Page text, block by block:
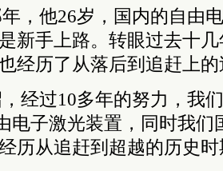
，他26岁，国内的自由
新手上路。转眼过去十
经历了从落后到追赶上
经过10多年的努力，我
电子激光装置，同时我们
历从追赶到超越的历史